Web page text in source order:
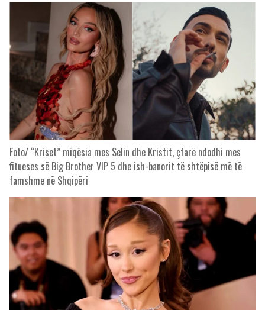
Foto/ “Kriset” miqësia mes Selin dhe Kristit, çfarë ndodhi mes
fitueses së Big Brother VIP 5 dhe ish-banorit të shtëpisë më të
famshme në Shqipëri